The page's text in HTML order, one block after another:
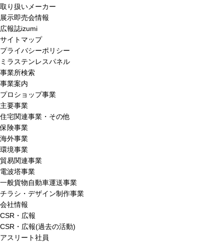
取り扱いメーカー
展示即売会情報
広報誌izumi
サイトマップ
プライバシーポリシー
ミラステンレスパネル
事業所検索
事業案内
プロショップ事業
主要事業
住宅関連事業・その他
保険事業
海外事業
環境事業
貿易関連事業
電波塔事業
一般貨物自動車運送事業
チラシ・デザイン制作事業
会社情報
CSR・広報
CSR・広報(過去の活動)
アスリート社員